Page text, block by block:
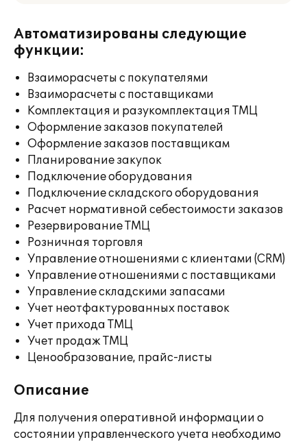
Автоматизированы следующие
функции:
Взаиморасчеты с покупателями
Взаиморасчеты с поставщиками
Комплектация и разукомплектация ТМЦ
Оформление заказов покупателей
Оформление заказов поставщикам
Планирование закупок
Подключение оборудования
Подключение складского оборудования
Расчет нормативной себестоимости заказов
Резервирование ТМЦ
Розничная торговля
Управление отношениями с клиентами (CRM)
Управление отношениями с поставщиками
Управление складскими запасами
Учет неотфактурованных поставок
Учет прихода ТМЦ
Учет продаж ТМЦ
Ценообразование, прайс-листы
Описание
Для получения оперативной информации о
состоянии управленческого учета необходимо